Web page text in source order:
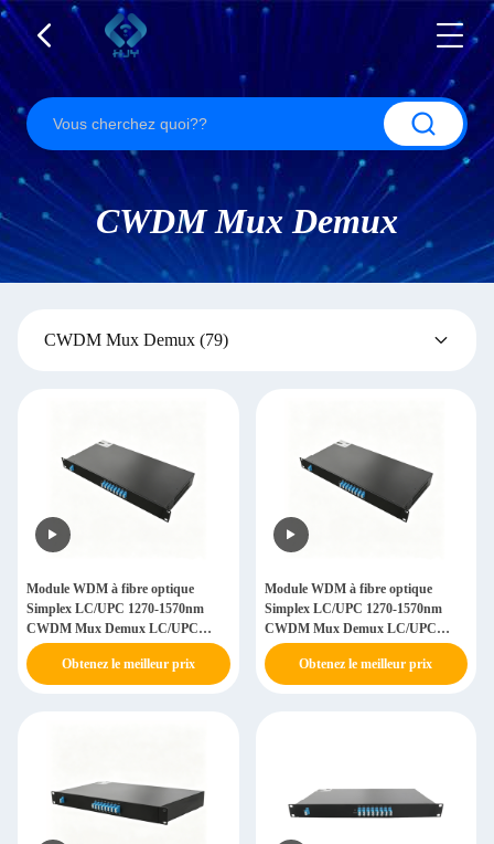
CWDM Mux Demux
CWDM Mux Demux (79)
Module WDM à fibre optique
Simplex LC/UPC 1270-1570nm
CWDM Mux Demux LC/UPC
16CH de qualité télécom
Obtenez le meilleur prix
Module WDM à fibre optique
Simplex LC/UPC 1270-1570nm
CWDM Mux Demux LC/UPC
16CH de qualité télécom
Obtenez le meilleur prix